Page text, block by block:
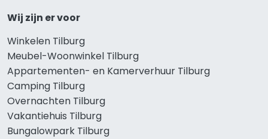
Wij zijn er voor
Winkelen Tilburg
Meubel-Woonwinkel Tilburg
Appartementen- en Kamerverhuur Tilburg
Camping Tilburg
Overnachten Tilburg
Vakantiehuis Tilburg
Bungalowpark Tilburg